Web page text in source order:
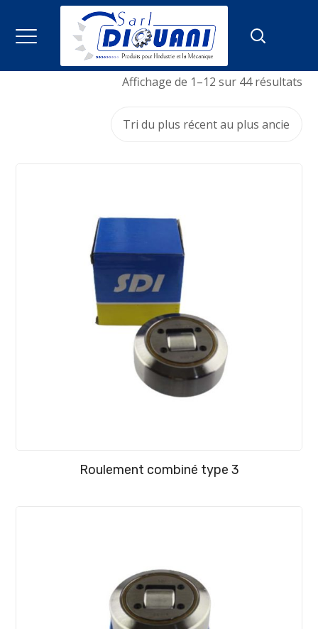
Affichage de 1–12 sur 44 résultats
Roulement combiné type 3